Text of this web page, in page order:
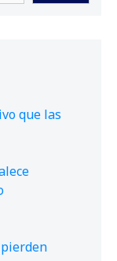
que las